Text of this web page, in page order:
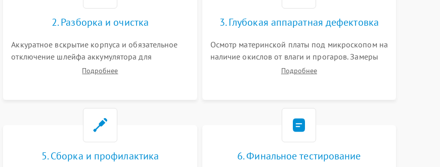
2. Разборка и очистка
Аккуратное вскрытие корпуса и обязательное
отключение шлейфа аккумулятора для
обесточивания платы. Демонтаж системы
Подробнее
3. Глубокая аппаратная дефектовка
Осмотр материнской платы под микроскопом на
наличие окислов от влаги и прогаров. Замеры
сопротивлений и дежурных напряжений.
Подробнее
5. Сборка и профилактика 6. Финальное тестирование